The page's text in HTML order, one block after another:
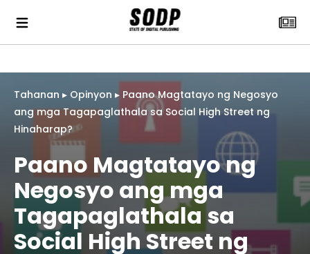
Tahanan ▸ Opinyon ▸ Paano Magtatayo ng Negosyo
ang mga Tagapaglathala sa Social High Street ng
Hinaharap?
Paano Magtatayo ng
Negosyo ang mga
Tagapaglathala sa
Social High Street ng